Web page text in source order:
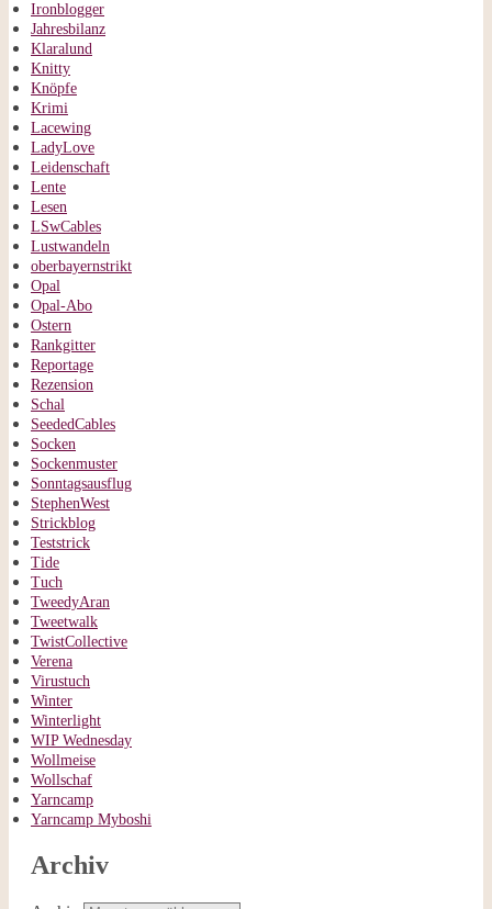
Ironblogger
Jahresbilanz
Klaralund
Knitty
Knöpfe
Krimi
Lacewing
LadyLove
Leidenschaft
Lente
Lesen
LSwCables
Lustwandeln
oberbayernstrikt
Opal
Opal-Abo
Ostern
Rankgitter
Reportage
Rezension
Schal
SeededCables
Socken
Sockenmuster
Sonntagsausflug
StephenWest
Strickblog
Teststrick
Tide
Tuch
TweedyAran
Tweetwalk
TwistCollective
Verena
Virustuch
Winter
Winterlight
WIP Wednesday
Wollmeise
Wollschaf
Yarncamp
Yarncamp Myboshi
Archiv